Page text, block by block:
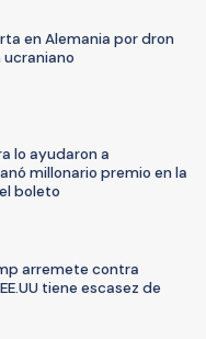
en Alemania por dron
lo ayudaron a
millonario premio en la
boleto
arremete contra
tiene escasez de